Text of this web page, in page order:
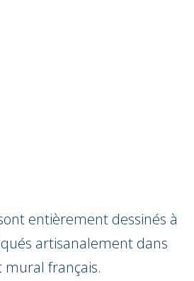
entièrement dessinés à
artisanalement dans
mural français.